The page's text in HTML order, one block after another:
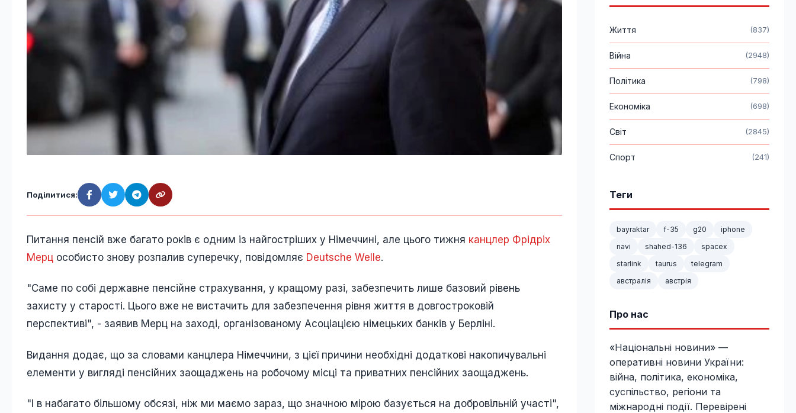
Поділитися:
Питання пенсій вже багато років є одним із найгостріших у Німеччині, але цього тижня канцлер Фрідріх
Мерц особисто знову розпалив суперечку, повідомляє Deutsche Welle.
"Саме по собі державне пенсійне страхування, у кращому разі, забезпечить лише базовий рівень
захисту у старості. Цього вже не вистачить для забезпечення рівня життя в довгостроковій
перспективі", - заявив Мерц на заході, організованому Асоціацією німецьких банків у Берліні.
Видання додає, що за словами канцлера Німеччини, з цієї причини необхідні додаткові накопичувальні
елементи у вигляді пенсійних заощаджень на робочому місці та приватних пенсійних заощаджень.
"І в набагато більшому обсязі, ніж ми маємо зараз, що значною мірою базується на добровільній участі",
Життя (837)
Війна (2948)
Політика (798)
Економіка (698)
Світ (2845)
Спорт (241)
Теги
bayraktar f-35 g20
iphone
navi
shahed-136
spacex
starlink
taurus
telegram
австралія
австрія
Про нас
«Національні новини» —
оперативні новини України:
війна, політика, економіка,
суспільство, регіони та
міжнародні події. Перевірені